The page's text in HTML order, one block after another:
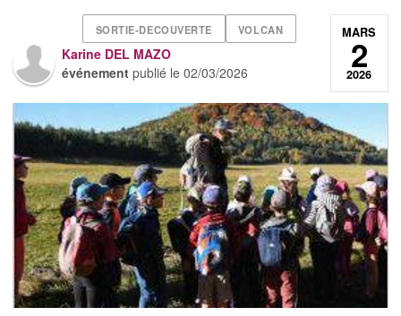
SORTIE-DECOUVERTE VOLCAN
Karine DEL MAZO
événement publié le02/03/2026
MARS
2
2026